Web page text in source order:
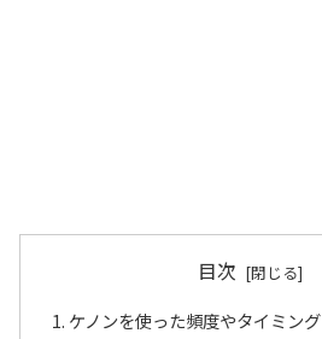
目次
ケノンを使った頻度やタイミング